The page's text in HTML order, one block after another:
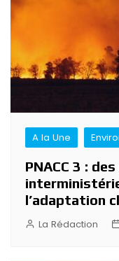
A la Une
PNACC 3 :
l’adaptation
La Rédaction